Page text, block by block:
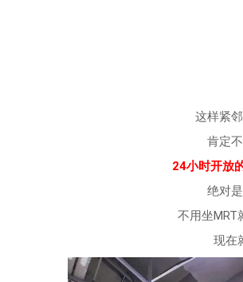
这样紧
肯定
24小时开放
绝对
不用坐MRT
现在